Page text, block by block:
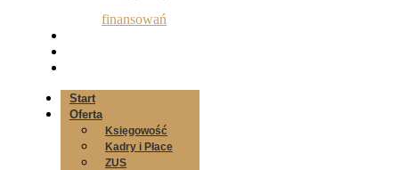
uzyskiwaniu
finansowań
Start
Oferta
Księgowość
Kadry i Płace
ZUS